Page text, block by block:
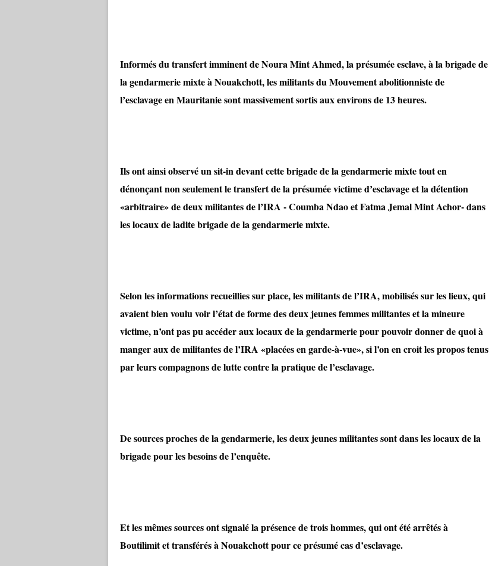
Informés du transfert imminent de Noura Mint Ahmed, la présumée esclave, à la brigade de
la gendarmerie mixte à Nouakchott, les militants du Mouvement abolitionniste de
l’esclavage en Mauritanie sont massivement sortis aux environs de 13 heures.
Ils ont ainsi observé un sit-in devant cette brigade de la gendarmerie mixte tout en
dénonçant non seulement le transfert de la présumée victime d’esclavage et la détention
«arbitraire» de deux militantes de l’IRA - Coumba Ndao et Fatma Jemal Mint Achor- dans
les locaux de ladite brigade de la gendarmerie mixte.
Selon les informations recueillies sur place, les militants de l’IRA, mobilisés sur les lieux, qui
avaient bien voulu voir l’état de forme des deux jeunes femmes militantes et la mineure
victime, n’ont pas pu accéder aux locaux de la gendarmerie pour pouvoir donner de quoi à
manger aux de militantes de l’IRA «placées en garde-à-vue», si l’on en croit les propos tenus
par leurs compagnons de lutte contre la pratique de l’esclavage.
De sources proches de la gendarmerie, les deux jeunes militantes sont dans les locaux de la
brigade pour les besoins de l’enquête.
Et les mêmes sources ont signalé la présence de trois hommes, qui ont été arrêtés à
Boutilimit et transférés à Nouakchott pour ce présumé cas d’esclavage.